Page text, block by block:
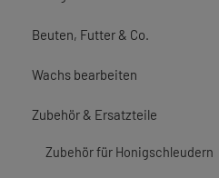
Beuten, Futter & Co.
Wachs bearbeiten
Zubehör & Ersatzteile
Zubehör für Honigschleudern